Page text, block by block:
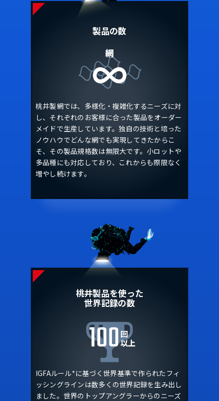
製品の数
桃井製網では、多様化・複雑化するニーズに対
し、それぞれのお客様に合った製品をオーダー
メイドで生産しています。独自の技術と培った
ノウハウでどんな網でも実現してきたからこ
そ、その製品規格数は無限大です。小ロットや
多品種にも対応しており、これからも際限なく
増やし続けます。
桃井製品を使った
世界記録の数
IGFAルール*に基づく世界基準で作られたフィ
ッシングラインは数多くの世界記録を生み出し
ました。世界のトップアングラーからのニーズ